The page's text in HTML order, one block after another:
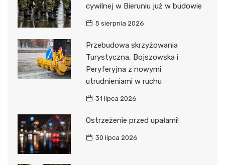
cywilnej w Bieruniu już w budowie
5 sierpnia 2026
Przebudowa skrzyżowania
Turystyczna, Bojszowska i
Peryferyjna z nowymi
utrudnieniami w ruchu
31 lipca 2026
Ostrzeżenie przed upałami!
30 lipca 2026